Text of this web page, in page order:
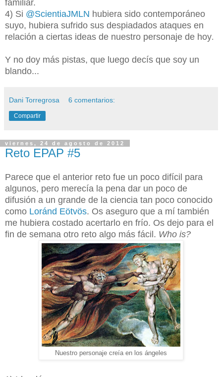
familiar.
4) Si @ScientiaJMLN hubiera sido contemporáneo
suyo, hubiera sufrido sus despiadados ataques en
relación a ciertas ideas de nuestro personaje de hoy.
Y no doy más pistas, que luego decís que soy un
blando...
Dani Torregrosa 6 comentarios:
Compartir
viernes, 24 de agosto de 2012
Reto EPAP #5
Parece que el anterior reto fue un poco difícil para
algunos, pero merecía la pena dar un poco de
difusión a un grande de la ciencia tan poco conocido
como Loránd Eötvös. Os aseguro que a mí también
me hubiera costado acertarlo en frío. Os dejo para el
fin de semana otro reto algo más fácil. Who is?
Nuestro personaje creía en los ángeles